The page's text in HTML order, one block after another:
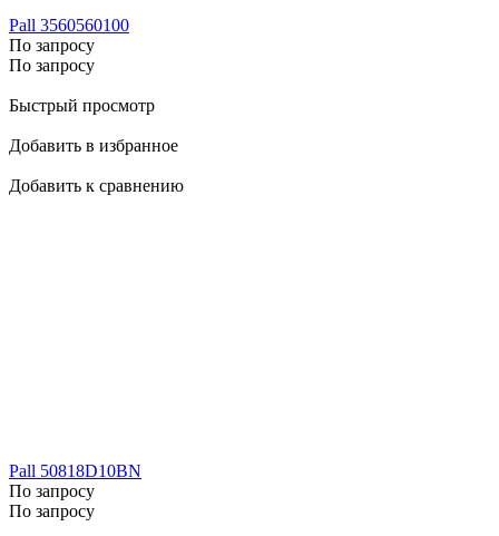
Pall 3560560100
По запросу
По запросу
Быстрый просмотр
Добавить в избранное
Добавить к сравнению
Pall 50818D10BN
По запросу
По запросу